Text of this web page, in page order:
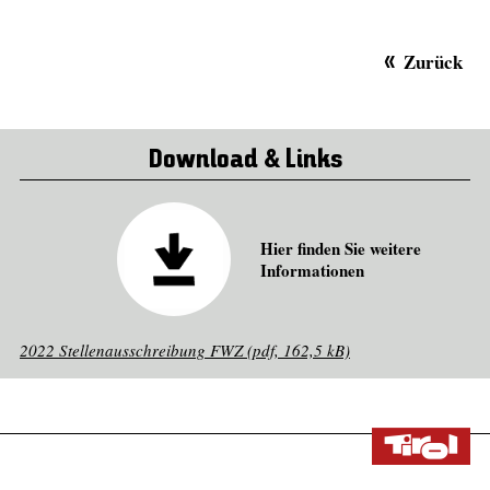
Zurück
Download & Links
Hier finden Sie weitere
Informationen
2022 Stellenausschreibung FWZ (pdf, 162,5 kB)